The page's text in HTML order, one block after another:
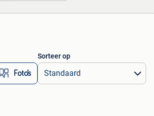
Foto’s
Sorteer op